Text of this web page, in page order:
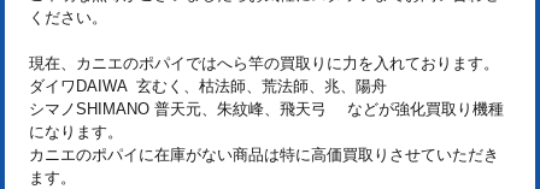
ください。
現在、カニエのポパイではへら竿の買取りに力を入れております。
ダイワDAIWA 玄むく、枯法師、荒法師、兆、陽舟
シマノSHIMANO 普天元、朱紋峰、飛天弓 などが強化買取り機種
になります。
カニエのポパイに在庫がない商品は特に高価買取りさせていただき
ます。